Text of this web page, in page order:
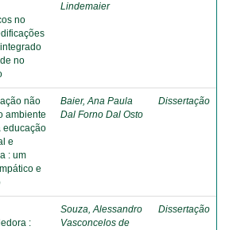
no
no
Lindemaier
não
ambiente
educação
e
: um
e
Baier, Ana Paula
Dal Forno Dal Osto
Dissertação
:
Souza, Alessandro
Vasconcelos de
Dissertação